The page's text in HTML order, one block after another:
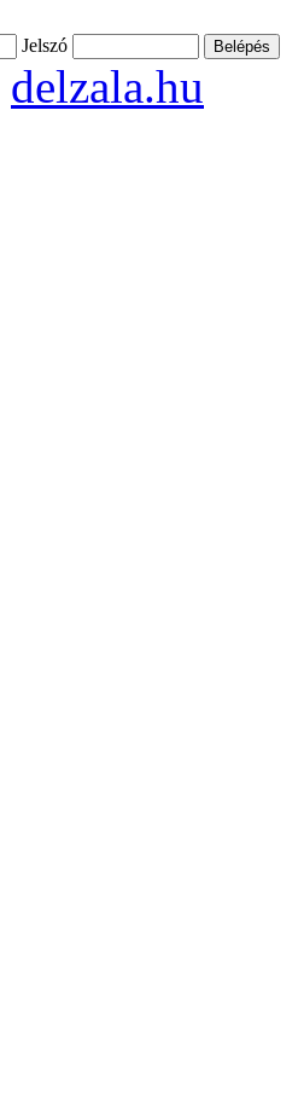
Jelszó
delzala.hu